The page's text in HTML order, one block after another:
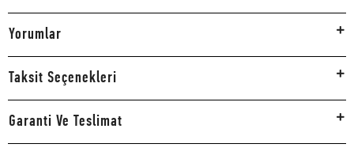
Yorumlar
Taksit Seçenekleri
Garanti Ve Teslimat